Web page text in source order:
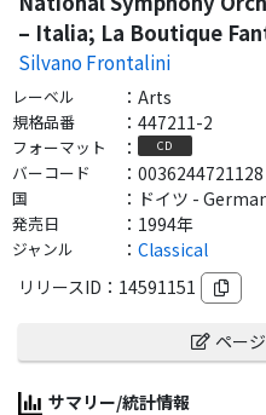
– Italia; La Boutique
Silvano Frontalini
レーベル ： Arts
規格品番 ： 447211-2
フォーマット ： CD
バーコード ： 0036244721128
国 ： ドイツ -
発売日 ： 1994年
ジャンル ： Classical
リリースID： 14591151
ペー
サマリー/統計情報